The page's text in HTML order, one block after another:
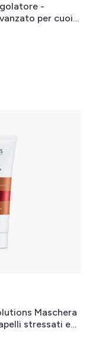
-
per cuoio
Maschera
stressati e